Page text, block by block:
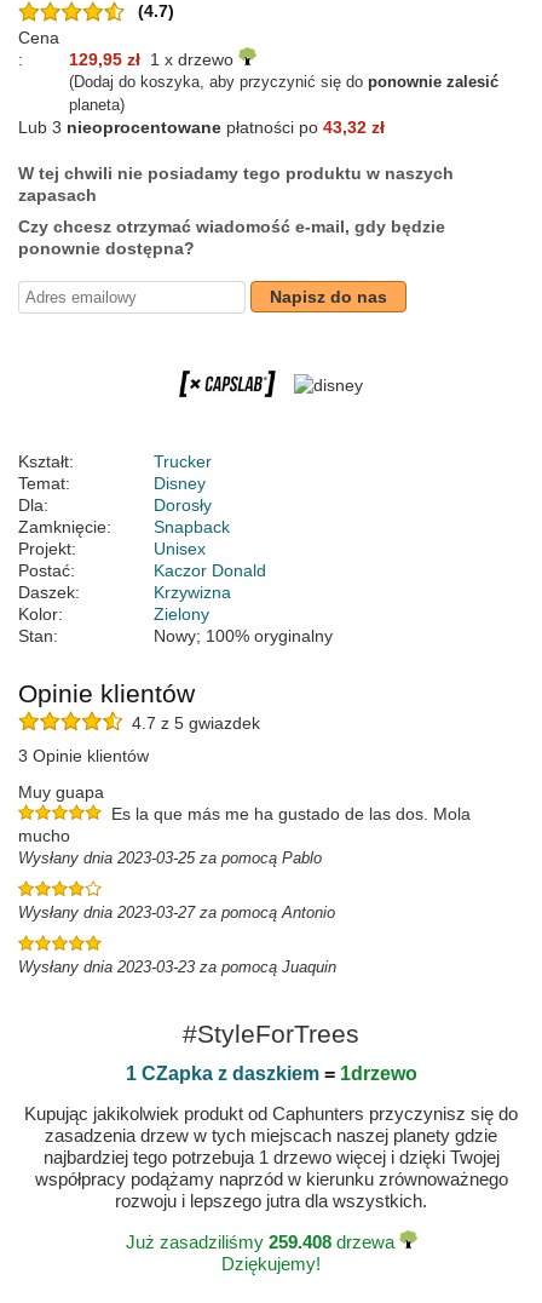
(4.7)
Cena
:
129,95 zł 1 x drzewo
(Dodaj do koszyka, aby przyczynić się do ponownie zalesić
planeta)
Lub 3 nieoprocentowane płatności po 43,32 zł
W tej chwili nie posiadamy tego produktu w naszych
zapasach
Czy chcesz otrzymać wiadomość e-mail, gdy będzie
ponownie dostępna?
Napisz do nas
Kształt:
Trucker
Temat:
Disney
Dla:
Dorosły
Zamknięcie:
Snapback
Projekt:
Unisex
Postać:
Kaczor Donald
Daszek:
Krzywizna
Kolor:
Zielony
Stan:
Nowy; 100% oryginalny
Opinie klientów
4.7 z 5 gwiazdek
3 Opinie klientów
Muy guapa
Es la que más me ha gustado de las dos. Mola
mucho
Wysłany dnia 2023-03-25 za pomocą Pablo
Wysłany dnia 2023-03-27 za pomocą Antonio
Wysłany dnia 2023-03-23 za pomocą Juaquin
#StyleForTrees
1 CZapka z daszkiem= 1drzewo
Kupując jakikolwiek produkt od Caphunters przyczynisz się do
zasadzenia drzew w tych miejscach naszej planety gdzie
najbardziej tego potrzebuja 1 drzewo więcej i dzięki Twojej
współpracy podążamy naprzód w kierunku zrównoważnego
rozwoju i lepszego jutra dla wszystkich.
Już zasadziliśmy 259.408drzewa
Dziękujemy!